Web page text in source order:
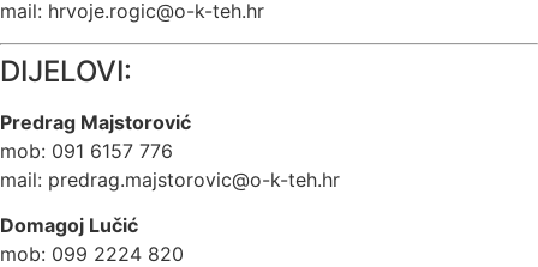
mail: hrvoje.rogic@o-k-teh.hr
DIJELOVI:
Predrag Majstorović
mob: 091 6157 776
mail: predrag.majstorovic@o-k-teh.hr
Domagoj Lučić
mob: 099 2224 820